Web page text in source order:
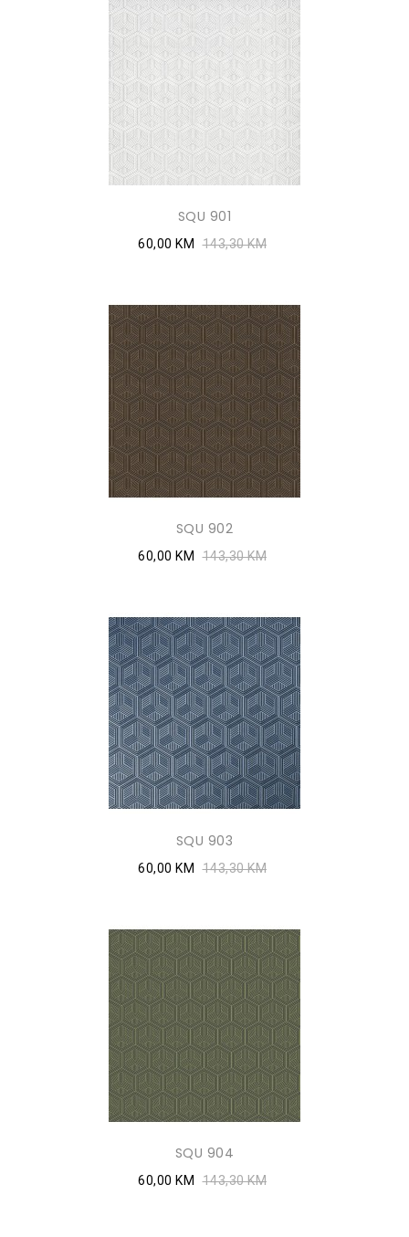
SQU 901
60,00 KM 143,30 KM
SQU 902
60,00 KM 143,30 KM
SQU 903
60,00 KM 143,30 KM
SQU 904
60,00 KM 143,30 KM